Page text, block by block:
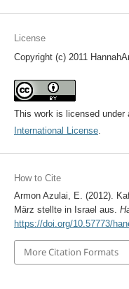
License
Copyright (c) 2011
This work is licensed under
International License.
How to Cite
Armon Azulai, E. (2012).
März stellte in Israel aus.
https://doi.org/10.57773/
More Citation Formats